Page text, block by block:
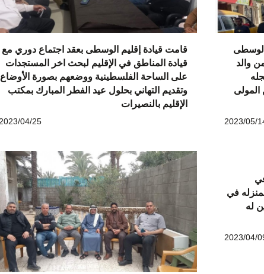
الوسطى
والد
المولى
قامت قيادة إقليم الوسطى بعقد اجتماع دوري مع
قيادة المناطق في الإقليم لبحث اخر المستجدات
على الساحة الفلسطينية ووضعهم بصورة الأوضاع
وتقديم التهاني بحلول عيد الفطر المبارك بمكتب
الإقليم بالنصيرات
في
له